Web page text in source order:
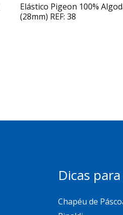
Elástico Pigeon 100%
(28mm) REF: 38
Dicas
Chapéu de